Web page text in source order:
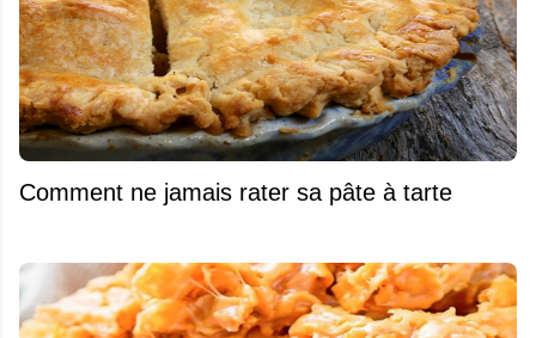
Comment ne jamais rater sa pâte à tarte